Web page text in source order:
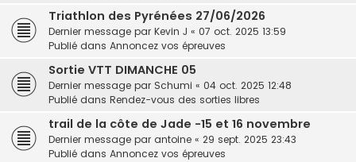
Triathlon des Pyrénées 27/06/2026
Dernier message par Kevin J « 07 oct. 2025 13:59
Publié dans Annoncez vos épreuves
Sortie VTT DIMANCHE 05
Dernier message par Schumi « 04 oct. 2025 12:48
Publié dans Rendez-vous des sorties libres
trail de la côte de Jade -15 et 16 novembre
Dernier message par antoine « 29 sept. 2025 23:43
Publié dans Annoncez vos épreuves